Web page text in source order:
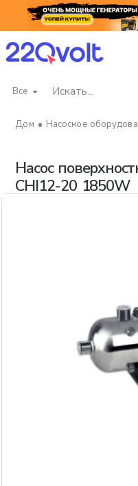
Все
Искать...
Насос
CHI12-20 1850W
Насосное